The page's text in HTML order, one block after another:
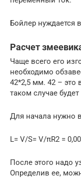
Бойлер нуждается
Расчет
Чаще всего его
необходимо
42*2,5 мм. 42 – это
таком случае
Для начала нужно
L= V/S= V/πR2 =
После этого надо
Определив ее,